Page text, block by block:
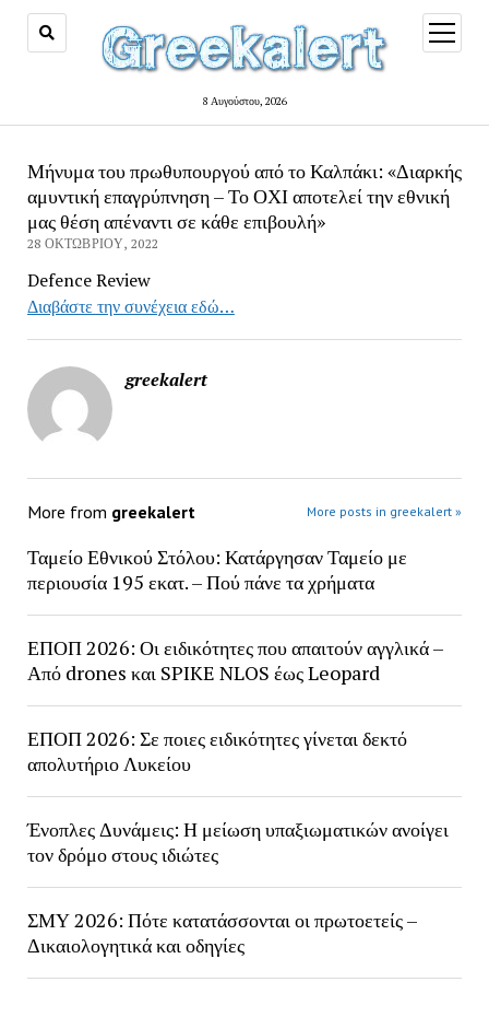
8 Αυγούστου, 2026
open
menu
Μήνυμα του πρωθυπουργού από το Καλπάκι: «Διαρκής
αμυντική επαγρύπνηση – Το ΟΧΙ αποτελεί την εθνική
μας θέση απέναντι σε κάθε επιβουλή»
28 ΟΚΤΩΒΡΊΟΥ, 2022
Defence Review
Διαβάστε την συνέχεια εδώ…
greekalert
More from greekalert More posts in greekalert »
Ταμείο Εθνικού Στόλου: Κατάργησαν Ταμείο με
περιουσία 195 εκατ. – Πού πάνε τα χρήματα
ΕΠΟΠ 2026: Οι ειδικότητες που απαιτούν αγγλικά –
Από drones και SPIKE NLOS έως Leopard
ΕΠΟΠ 2026: Σε ποιες ειδικότητες γίνεται δεκτό
απολυτήριο Λυκείου
Ένοπλες Δυνάμεις: Η μείωση υπαξιωματικών ανοίγει
τον δρόμο στους ιδιώτες
ΣΜΥ 2026: Πότε κατατάσσονται οι πρωτοετείς –
Δικαιολογητικά και οδηγίες